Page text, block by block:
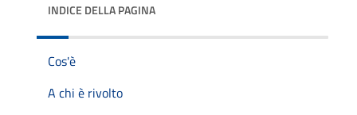
INDICE DELLA PAGINA
Cos'è
A chi è rivolto